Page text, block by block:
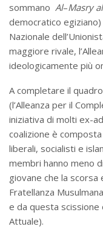
sommano Al–Masry
democratico egiziano)
Nazionale
maggiore rivale,
ideologicamente più
A completare il
(l’Alleanza per il
iniziativa di molti ex-
coalizione è
liberali, socialisti e
membri hanno meno
giovane che la
Fratellanza
e da questa scissione
Attuale).